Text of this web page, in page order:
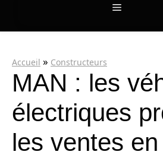
Menu
Accueil » Constructeurs
MAN : les
électriques
les ventes